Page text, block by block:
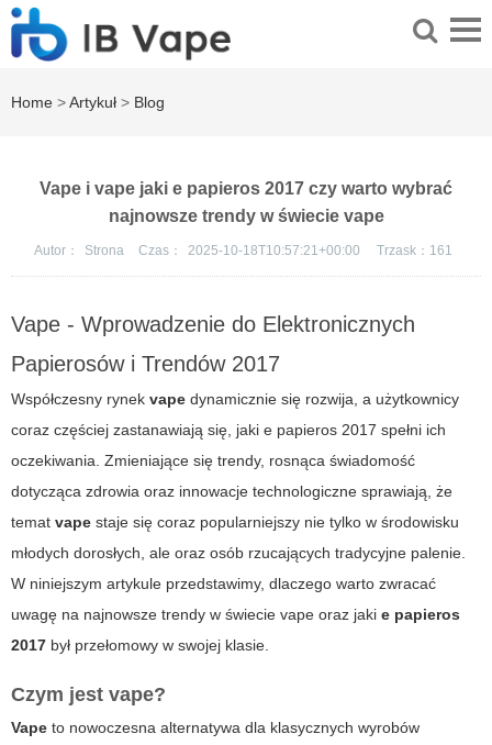
Home >Artykuł > Blog
Vape i vape jaki e papieros 2017 czy warto wybrać
najnowsze trendy w świecie vape
Autor： Strona Czas： 2025-10-18T10:57:21+00:00 Trzask： 161
Vape - Wprowadzenie do Elektronicznych
Papierosów i Trendów 2017
Współczesny rynek vape dynamicznie się rozwija, a użytkownicy
coraz częściej zastanawiają się, jaki e papieros 2017 spełni ich
oczekiwania. Zmieniające się trendy, rosnąca świadomość
dotycząca zdrowia oraz innowacje technologiczne sprawiają, że
temat vape staje się coraz popularniejszy nie tylko w środowisku
młodych dorosłych, ale oraz osób rzucających tradycyjne palenie.
W niniejszym artykule przedstawimy, dlaczego warto zwracać
uwagę na najnowsze trendy w świecie vape oraz jaki e papieros
2017 był przełomowy w swojej klasie.
Czym jest vape?
Vape to nowoczesna alternatywa dla klasycznych wyrobów